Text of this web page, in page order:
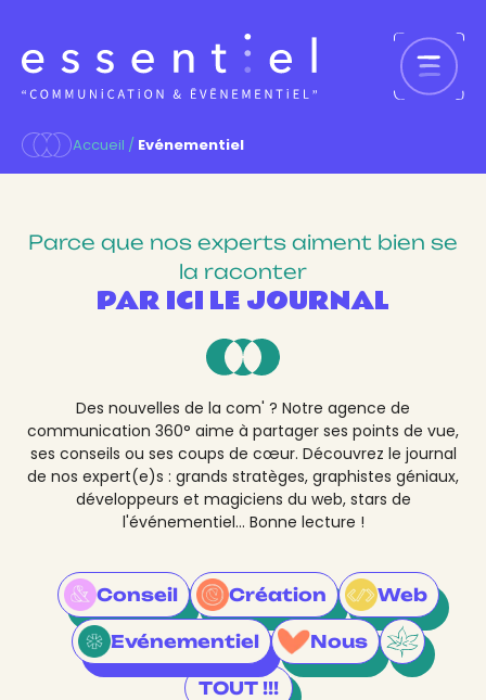
contenu
Accueil / Evénementiel
Parce que nos experts aiment bien se
la raconter
PAR ICI LE JOURNAL
Des nouvelles de la com' ? Notre agence de
communication 360° aime à partager ses points de vue,
ses conseils ou ses coups de cœur. Découvrez le journal
de nos expert(e)s : grands stratèges, graphistes géniaux,
développeurs et magiciens du web, stars de
l'événementiel... Bonne lecture !
Conseil Création Web
Evénementiel Nous
TOUT !!!